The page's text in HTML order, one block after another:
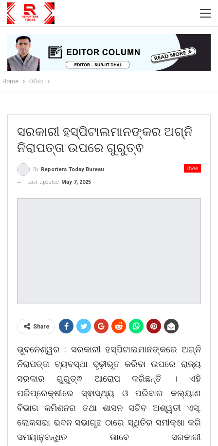
Home ଓଡିଶା
ସରକାରୀ ହସ୍ପିଟାଲମାନଙ୍କର ଅଗ୍ନି
ନିରାପତ୍ତା ଉପରେ ଗୁରୁତ୍ଵ
ଓଡିଶା
By Reporters Today Bureau
Last updated
May 7, 2025
Share
ଭୁବନେଶ୍ୱର : ସରକାରୀ ହସ୍ପିଟାଲମାନଙ୍କରେ ଅଗ୍ନି
ନିରାପତ୍ତା ବ୍ୟବସ୍ଥା ଦୃଢ଼ୀଭୂତ କରିବା ଉପରେ ରାଜ୍ୟ
ସରକାର ଗୁରୁତ୍ଵ ଆରୋପ କରିଛନ୍ତି । ଏହି
ପରିପ୍ରେକ୍ଷୀରେ ସ୍ଵାସ୍ଥ୍ୟ ଓ ପରିବାର କଲ୍ୟାଣ
ବିଭାଗ କମିଶନର ତଥା ଶାସନ ସଚିବ ଅଶ୍ୱତୀ ଏସ୍.
ଲୋକସଭା ଭବନ ସଭାଗୃହ ଠାରେ ସ୍ଥିତିର ସମୀକ୍ଷା କରି
ସମୟାନୁବନ୍ଧିତ ଭାବେ ସରକାରୀ